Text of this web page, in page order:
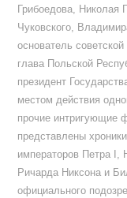
Грибоедова, Николая
Чуковского,
основатель
глава Польской
президент
местом действия
прочие интригующие
представлены
императоров Петра I,
Ричарда Никсона и
официального